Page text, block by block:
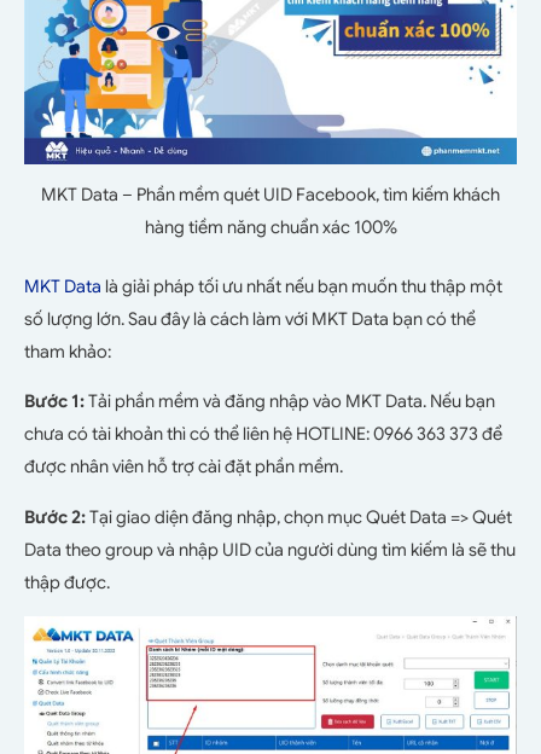
MKT Data – Phần mềm quét UID Facebook, tìm kiếm khách
hàng tiềm năng chuẩn xác 100%
MKT Data là giải pháp tối ưu nhất nếu bạn muốn thu thập một
số lượng lớn. Sau đây là cách làm với MKT Data bạn có thể
tham khảo:
Bước 1:Tải phần mềm và đăng nhập vào MKT Data. Nếu bạn
chưa có tài khoản thì có thể liên hệ HOTLINE: 0966 363 373 để
được nhân viên hỗ trợ cài đặt phần mềm.
Bước 2:Tại giao diện đăng nhập, chọn mục Quét Data => Quét
Data theo group và nhập UID của người dùng tìm kiếm là sẽ thu
thập được.